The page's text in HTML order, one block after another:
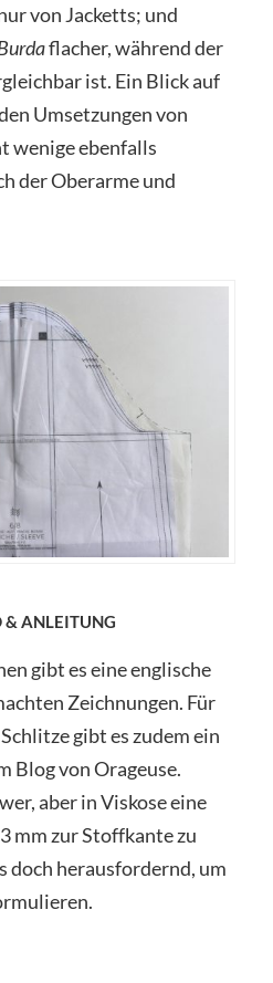
von Jacketts; und
flacher, während der
ist. Ein Blick auf
Umsetzungen von
wenige ebenfalls
der Oberarme und
& ANLEITUNG
gibt es eine englische
Zeichnungen. Für
gibt es zudem ein
Blog von Orageuse.
aber in Viskose eine
mm zur Stoffkante zu
doch herausfordernd, um